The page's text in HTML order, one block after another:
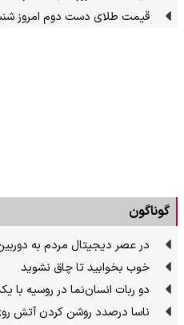
قیمت طلای دست دوم امروز شنبه ۱۷ مرداد
گوناگون
در عصر دیجیتال مردم به
خوب بخوابید تا چاق نشوید
دو ربات انسان‌نما در روسیه با
ناسا درصدد روشن کردن آتش